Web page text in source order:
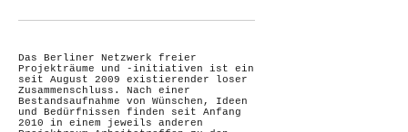
Das Berliner Netzwerk freier
Projekträume und -initiativen ist ein
seit August 2009 existierender loser
Zusammenschluss. Nach einer
Bestandsaufnahme von Wünschen, Ideen
und Bedürfnissen finden seit Anfang
2010 in einem jeweils anderen